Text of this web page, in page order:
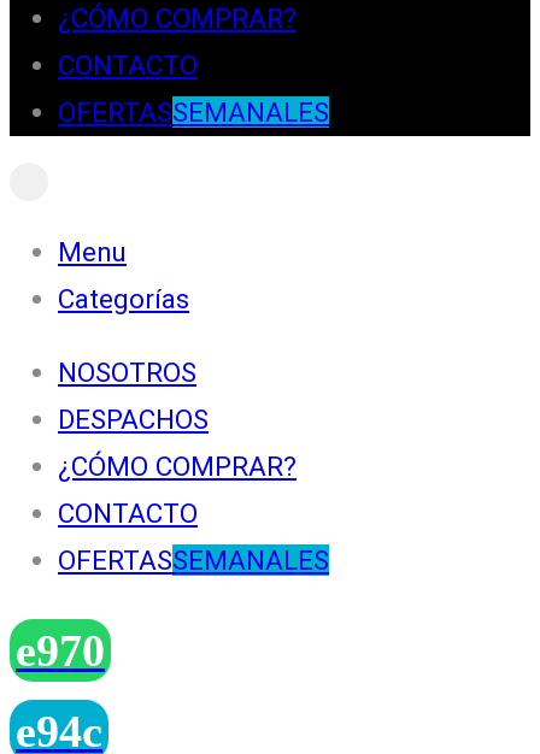
¿CÓMO COMPRAR?
CONTACTO
OFERTASSEMANALES
Menu
Categorías
NOSOTROS
DESPACHOS
¿CÓMO COMPRAR?
CONTACTO
OFERTASSEMANALES